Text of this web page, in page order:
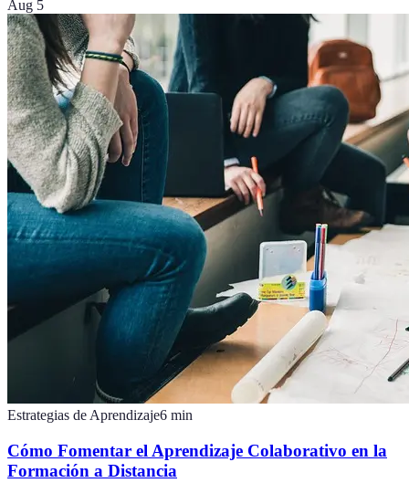
Aug 5
Estrategias de Aprendizaje6 min
Cómo Fomentar el Aprendizaje Colaborativo en la
Formación a Distancia